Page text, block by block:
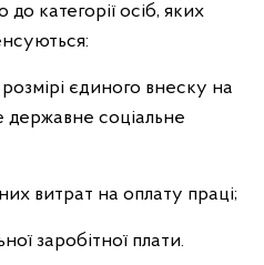
категорії осіб, яких
єдиного внеску на
державне соціальне
витрат на оплату праці;
заробітної плати.